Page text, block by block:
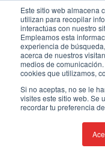
Este sitio web almacena
utilizan para recopilar
interactúas con nuestro
Empleamos esta
experiencia de
acerca de nuestros
medios de
cookies que utilizamos,
Si no aceptas, no se le
visites este sitio web. Se
recordar tu preferencia
Skip to content
Contáctenos
Equipo de Ventas
Global